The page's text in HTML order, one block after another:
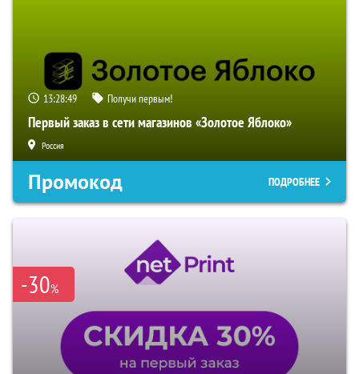
13:28:48 Получи первым!
Первый заказ в сети магазинов «Золотое Яблоко»
Россия
Промокод ПОДРОБНЕЕ
-30%